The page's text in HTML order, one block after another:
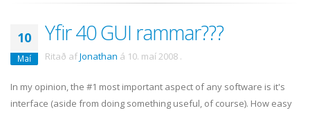
10
Maí
Yfir 40 GUI rammar???
Ritað afJonathan á 10. maí 2008 .
In my opinion, the #1 most important aspect of any software is it's
interface (aside from doing something useful, of course). How easy